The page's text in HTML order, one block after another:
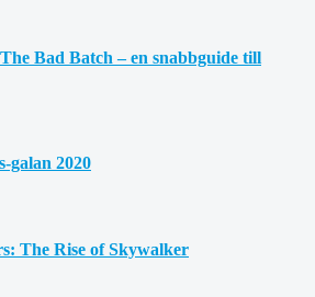
Bad Batch – en snabbguide till
galan 2020
The Rise of Skywalker